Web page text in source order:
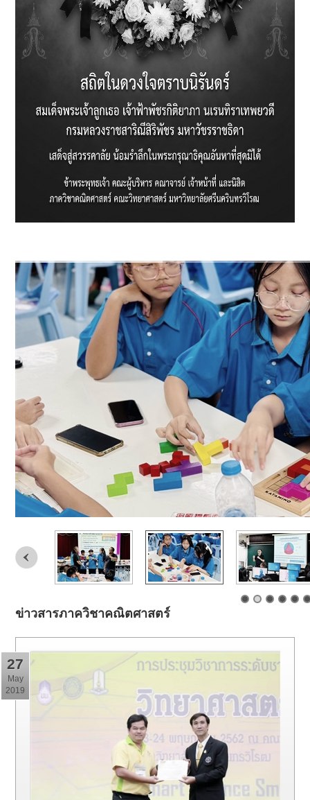
ข่าวสารภาควิชาคณิตศาสตร์
27
May
2019